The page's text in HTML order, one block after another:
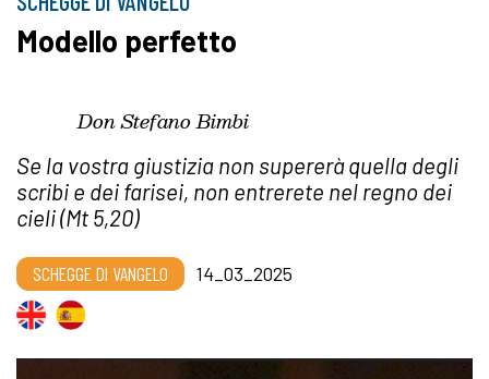
Modello perfetto
Don Stefano Bimbi
Se la vostra giustizia non supererà quella degli
scribi e dei farisei, non entrerete nel regno dei
cieli (Mt 5,20)
SCHEGGE DI VANGELO 14_03_2025